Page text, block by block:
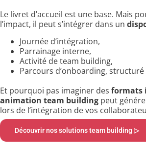
Le livret d’accueil est une base. Mais
l’impact, il peut s’intégrer dans un
Journée d’intégration,
Parrainage interne,
Activité de team building,
Parcours d’onboarding,
Et pourquoi pas imaginer des formats
animation team building peut
lors de l’intégration de vos
Découvrir nos solutions team building ▷